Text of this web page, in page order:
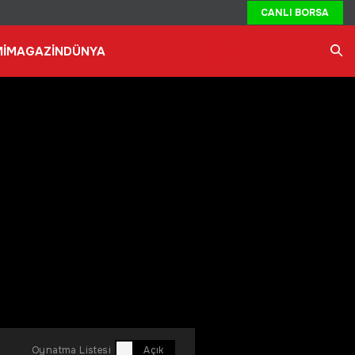
CANLI BORSA
MAGAZİNDÜNYA
Oynatma Listesi